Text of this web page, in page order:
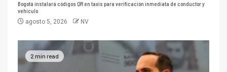
Bogotá instalará códigos QR en taxis para verificación inmediata de conductor y
vehículo
agosto 5, 2026 NV
2 min read